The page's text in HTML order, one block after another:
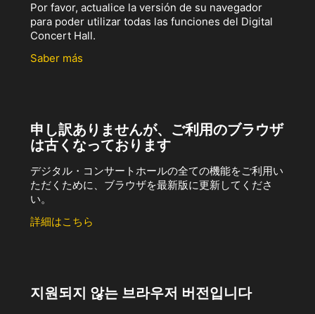
Por favor, actualice la versión de su navegador
para poder utilizar todas las funciones del Digital
Concert Hall.
Saber más
申し訳ありませんが、ご利用のブラウザ
は古くなっております
デジタル・コンサートホールの全ての機能をご利用い
ただくために、ブラウザを最新版に更新してくださ
い。
詳細はこちら
지원되지 않는 브라우저 버전입니다